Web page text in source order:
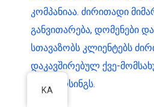
კომპანიაა. ძირითადი
განვითარება, დომენები და
სთავაზობს კლიენტებს
დაკავშირებულ ქვე-
აუთსორსინგს.
KA